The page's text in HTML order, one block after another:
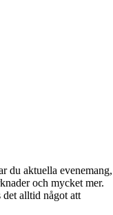
du aktuella evenemang,
och mycket mer.
alltid något att